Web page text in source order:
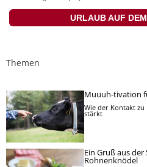
URLAUB AUF
Themen
Muuuh-tivation
Wie der Kontakt
stärkt
Ein Gruß aus
Rohnenknödel